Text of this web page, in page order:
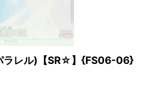
ラレル)【SR☆】{FS06-06}